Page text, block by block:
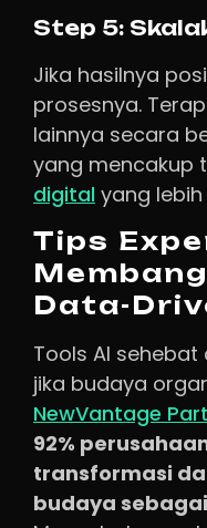
Step 5:
Jika hasilnya
prosesnya.
lainnya secara
yang mencakup
digital yang lebih
Tips
Data-
Tools AI
jika budaya
NewVantage
92%
transformasi
budaya